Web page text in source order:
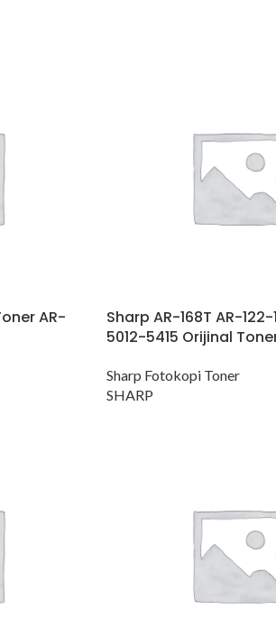
AR-
Sharp AR-168T AR-
5012-5415 Orijinal
Sharp Fotokopi Toner
SHARP